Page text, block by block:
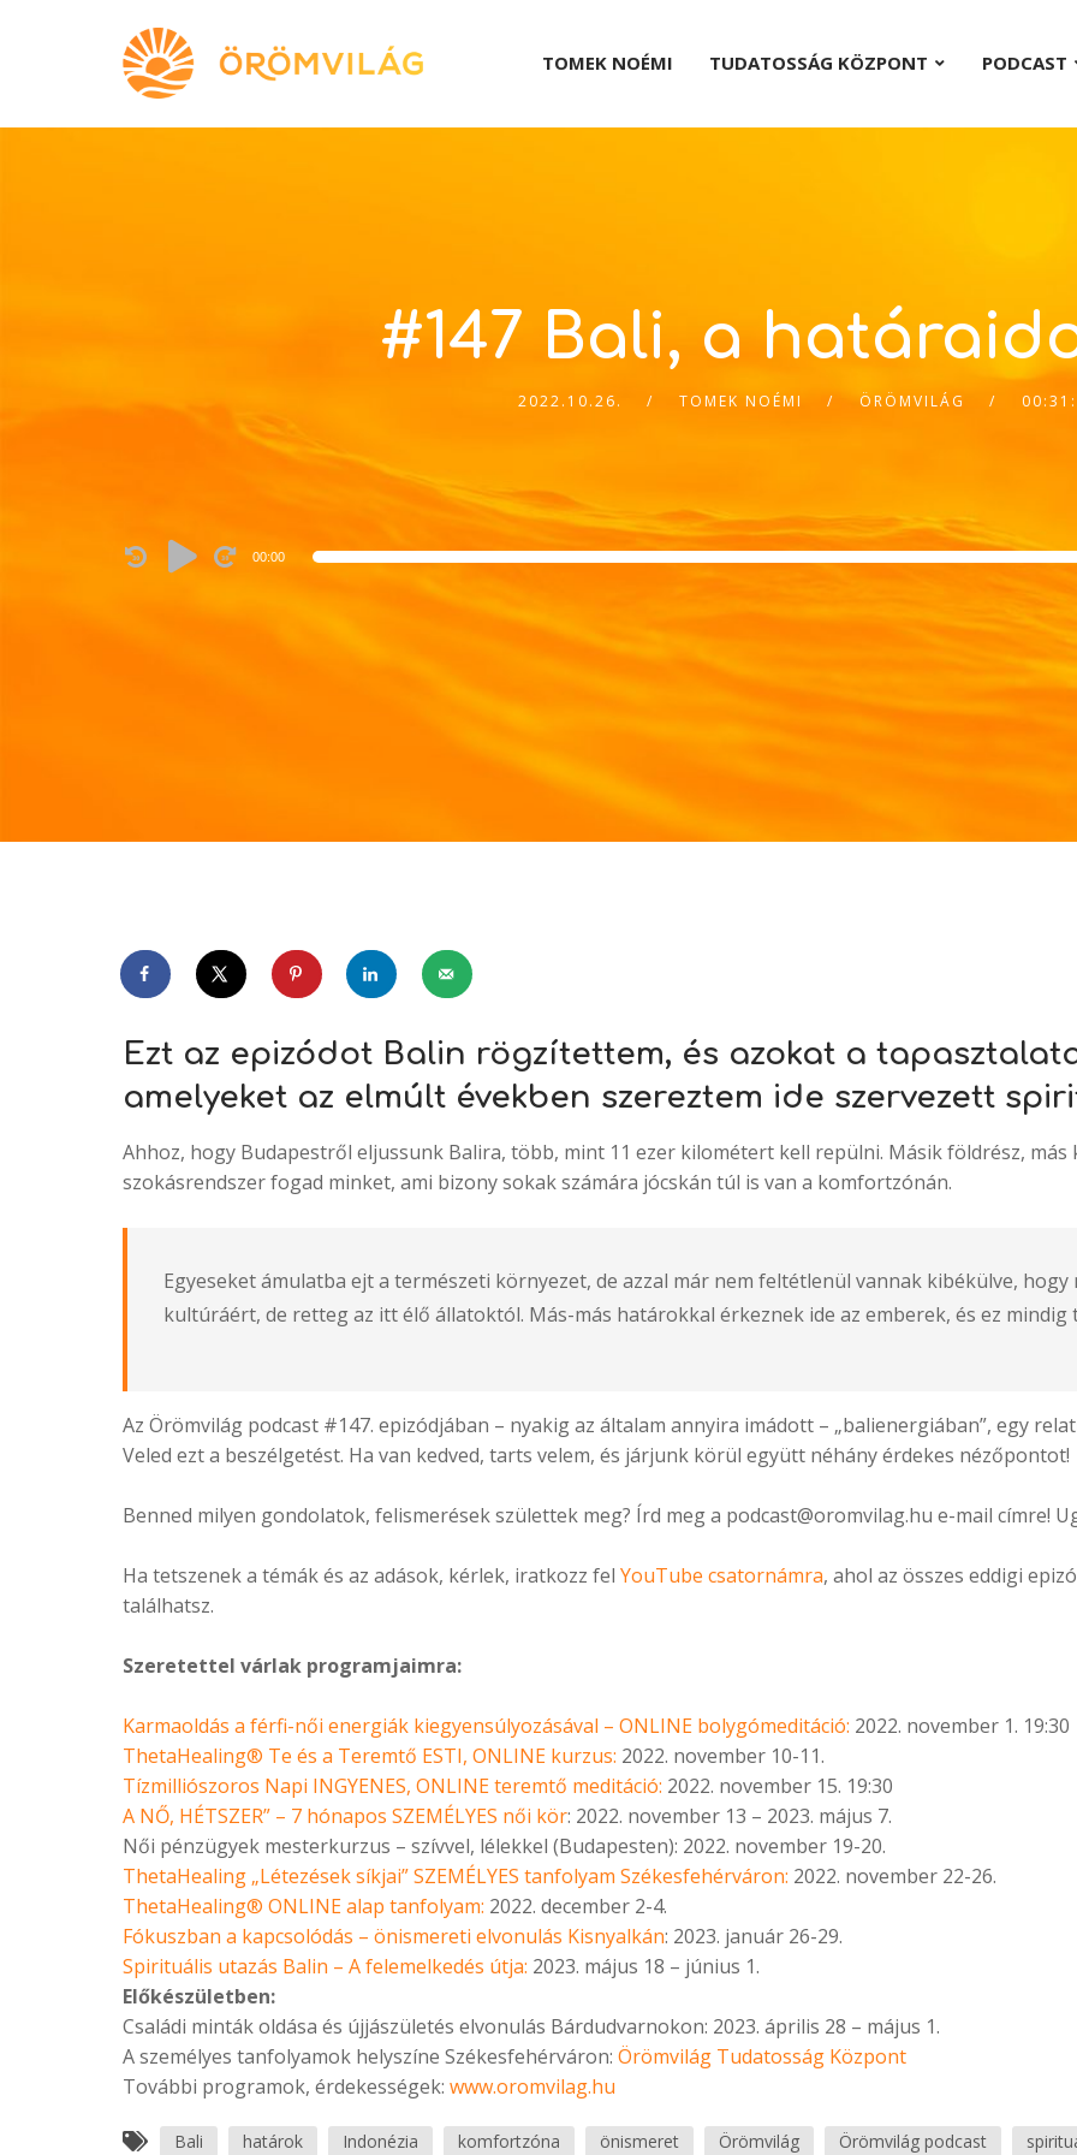
TOMEK NOÉMI TUDATOSSÁG KÖZPONT PODCAST
#147 Bali, a
2022.10.26. TOMEK NOÉMI ÖRÖMVILÁG
Audio
Player
00:00
Ezt az epizódot Balin rögzítettem, és azokat a
amelyeket az elmúlt években szereztem ide szervezett
Ahhoz, hogy Budapestről eljussunk Balira, több, mint 11 ezer kilométert kell repülni. Másik földrész, más
szokásrendszer fogad minket, ami bizony sokak számára jócskán túl is van a komfortzónán.
Egyeseket ámulatba ejt a természeti környezet, de azzal már nem feltétlenül vannak kibékülve, hogy
kultúráért, de retteg az itt élő állatoktól. Más-más határokkal érkeznek ide az emberek, és ez
Az Örömvilág podcast #147. epizódjában – nyakig az általam annyira imádott – „balienergiában”, egy
Veled ezt a beszélgetést. Ha van kedved, tarts velem, és járjunk körül együtt néhány érdekes nézőpontot!
Benned milyen gondolatok, felismerések születtek meg? Írd meg a podcast@oromvilag.hu e-mail címre!
Ha tetszenek a témák és az adások, kérlek, iratkozz fel YouTube csatornámra, ahol az összes eddigi
találhatsz.
Szeretettel várlak programjaimra:
Karmaoldás a férfi-női energiák kiegyensúlyozásával – ONLINE bolygómeditáció: 2022. november 1. 19:30
ThetaHealing® Te és a Teremtő ESTI, ONLINE kurzus: 2022. november 10-11.
Tízmilliószoros Napi INGYENES, ONLINE teremtő meditáció: 2022. november 15. 19:30
A NŐ, HÉTSZER” – 7 hónapos SZEMÉLYES női kör: 2022. november 13 – 2023. május 7.
Női pénzügyek mesterkurzus – szívvel, lélekkel (Budapesten): 2022. november 19-20.
ThetaHealing „Létezések síkjai” SZEMÉLYES tanfolyam Székesfehérváron: 2022. november 22-26.
ThetaHealing® ONLINE alap tanfolyam: 2022. december 2-4.
Fókuszban a kapcsolódás – önismereti elvonulás Kisnyalkán: 2023. január 26-29.
Spirituális utazás Balin – A felemelkedés útja: 2023. május 18 – június 1.
Előkészületben:
Családi minták oldása és újjászületés elvonulás Bárdudvarnokon: 2023. április 28 – május 1.
A személyes tanfolyamok helyszíne Székesfehérváron: Örömvilág Tudatosság Központ
További programok, érdekességek: www.oromvilag.hu
Bali határok Indonézia komfortzóna önismeret Örömvilág Örömvilág podcast